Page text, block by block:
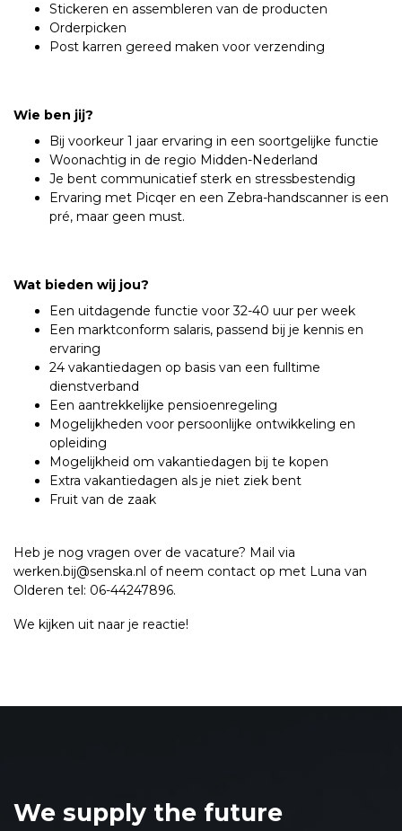
Stickeren en assembleren van de producten
Orderpicken
Post karren gereed maken voor verzending
Wie ben jij?
Bij voorkeur 1 jaar ervaring in een soortgelijke functie
Woonachtig in de regio Midden-Nederland
Je bent communicatief sterk en stressbestendig
Ervaring met Picqer en een Zebra-handscanner is een
pré, maar geen must.
Wat bieden wij jou?
Een uitdagende functie voor 32-40 uur per week
Een marktconform salaris, passend bij je kennis en
ervaring
24 vakantiedagen op basis van een fulltime
dienstverband
Een aantrekkelijke pensioenregeling
Mogelijkheden voor persoonlijke ontwikkeling en
opleiding
Mogelijkheid om vakantiedagen bij te kopen
Extra vakantiedagen als je niet ziek bent
Fruit van de zaak
Heb je nog vragen over de vacature? Mail via
werken.bij@senska.nl of neem contact op met Luna van
Olderen tel: 06-44247896.
We kijken uit naar je reactie!
We supply the future